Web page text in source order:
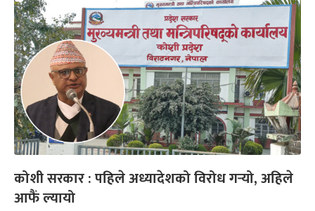
कोशी सरकार : पहिले अध्यादेशको विरोध गर्‍यो, अहिले
आफैं ल्यायो